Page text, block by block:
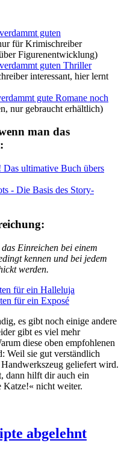
guten
für Krimischreiber
Figurenentwicklung)
guten Thriller
interessant, hier lernt
gute Romane noch
nur gebraucht erhältlich)
man das
ultimative Buch übers
- Die Basis des Story-
Einreichen bei einem
kennen und bei jedem
werden.
für ein Halleluja
für ein Exposé
es gibt noch einige andere
gibt es viel mehr
diese oben empfohlenen
Weil sie gut verständlich
geliefert wird.
dann hilft dir auch ein
Katze!« nicht weiter.
abgelehnt